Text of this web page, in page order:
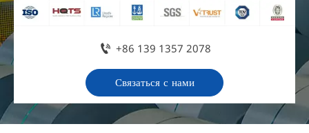
 +86 139 1357 2078
Связаться с нами